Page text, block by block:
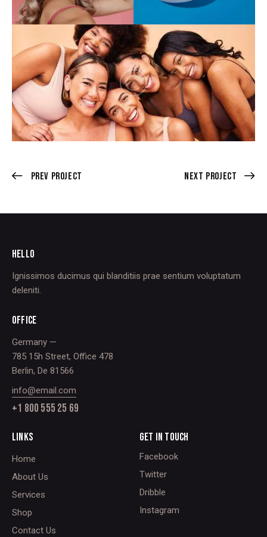
Prev Project Next Project
HELLO
Ignissimos ducimus qui blanditiis prae sentium voluptatum
deleniti.
OFFICE
Germany —
785 15h Street, Office 478
Berlin, De 81566
info@email.com
+1 800 555 25 69
LINKS
Home
About Us
Services
Shop
Contact Us
GET IN TOUCH
Facebook
Twitter
Dribble
Instagram